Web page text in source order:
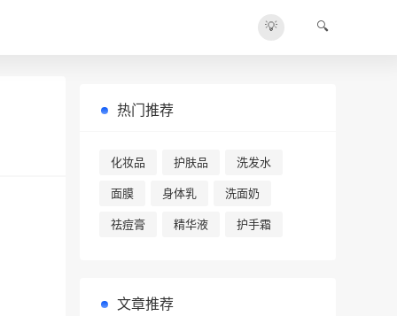
💡 🔍
热门推荐
化妆品 护肤品 洗发水
面膜 身体乳 洗面奶
祛痘膏 精华液 护手霜
文章推荐